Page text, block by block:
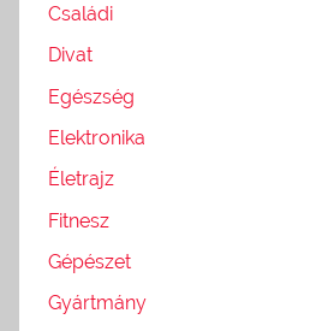
Családi
Divat
Egészség
Elektronika
Életrajz
Fitnesz
Gépészet
Gyártmány